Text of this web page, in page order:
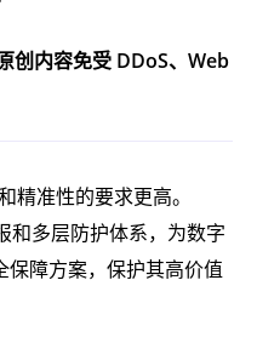
创内容免受 DDoS、Web
精准性的要求更高。
和多层防护体系，为数字
保障方案，保护其高价值